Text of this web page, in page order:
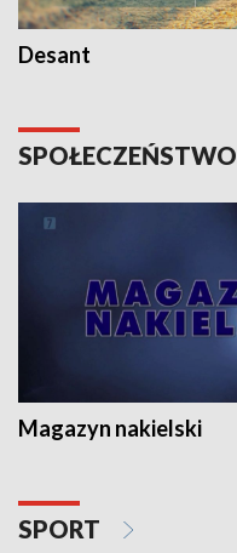
Desant
SPOŁECZEŃSTWO
Magazyn nakielski
SPORT